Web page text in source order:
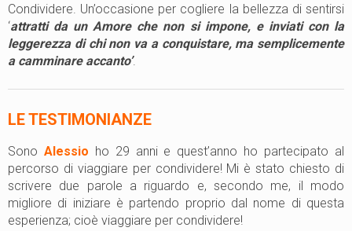
Condividere. Un’occasione per cogliere la bellezza di sentirsi
‘attratti da un Amore che non si impone, e inviati con la
leggerezza di chi non va a conquistare, ma semplicemente
a camminare accanto’.
LE TESTIMONIANZE
Sono Alessio ho 29 anni e quest’anno ho partecipato al
percorso di viaggiare per condividere! Mi è stato chiesto di
scrivere due parole a riguardo e, secondo me, il modo
migliore di iniziare è partendo proprio dal nome di questa
esperienza; cioè viaggiare per condividere!